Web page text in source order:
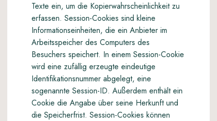
Texte ein, um die Kopierwahrscheinlichkeit zu
erfassen. Session-Cookies sind kleine
Informationseinheiten, die ein Anbieter im
Arbeitsspeicher des Computers des
Besuchers speichert. In einem Session-Cookie
wird eine zufällig erzeugte eindeutige
Identifikationsnummer abgelegt, eine
sogenannte Session-ID. Außerdem enthält ein
Cookie die Angabe über seine Herkunft und
die Speicherfrist. Session-Cookies können